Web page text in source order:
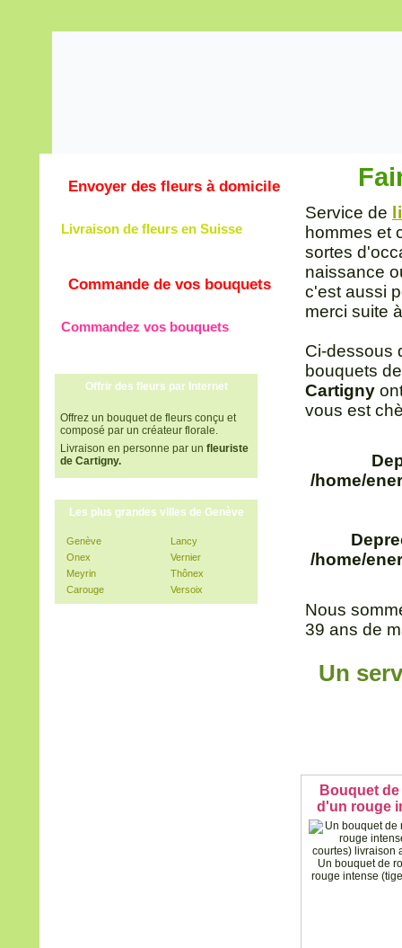
Envoyer des fleurs à domicile
Livraison de fleurs en Suisse
Commande de vos bouquets
Commandez vos bouquets
Offrir des fleurs par Internet
Offrez un bouquet de fleurs conçu et
composé par un créateur florale.
Livraison en personne par un fleuriste
de Cartigny.
Les plus grandes villes de Genève
Genève
Lancy
Onex
Vernier
Meyrin
Thônex
Carouge
Versoix
Service de
hommes et
sortes
naissance
c'est aussi
merci suite
Ci-dessous
bouquets
Cartigny
vous est
/home/
/home/
Nous
39 аns de
Un
Bouquet
d'un rouge
Un bouquet de
rouge intense